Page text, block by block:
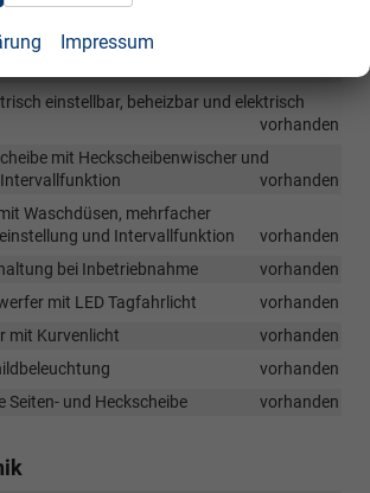
in Wagenfarbe lackiert
einstellbar und mnuell anklappbar
einstellbar, beheizbar und elektrisch
vorhanden
mit Heckscheibenwischer und
vorhanden
Waschdüsen, mehrfacher
und Intervallfunktion
vorhanden
bei Inbetriebnahme
vorhanden
mit LED Tagfahrlicht
vorhanden
mit Kurvenlicht
vorhanden
vorhanden
Seiten- und Heckscheibe
vorhanden
Impressum